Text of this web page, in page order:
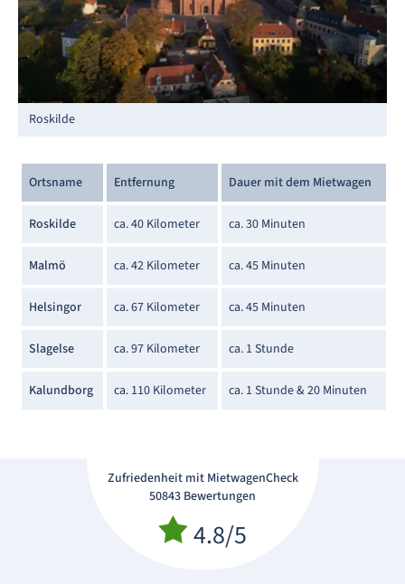
Roskilde
Ortsname Entfernung Dauer mit dem Mietwagen
Roskilde ca. 40 Kilometer ca. 30 Minuten
Malmö ca. 42 Kilometer ca. 45 Minuten
Helsingor ca. 67 Kilometer ca. 45 Minuten
Slagelse ca. 97 Kilometer ca. 1 Stunde
Kalundborg ca. 110 Kilometer ca. 1 Stunde & 20 Minuten
Zufriedenheit mit MietwagenCheck
50843 Bewertungen
4.8/5